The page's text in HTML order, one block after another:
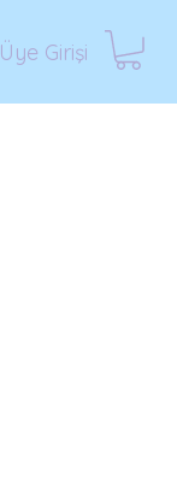
Üye Girişi